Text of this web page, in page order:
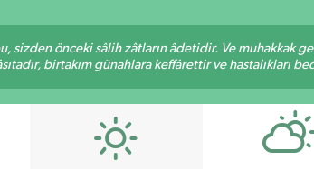
sizden önceki sâlih zâtların âdetidir. Ve muhakkak
birtakım günahlara keffârettir ve hastalıkları